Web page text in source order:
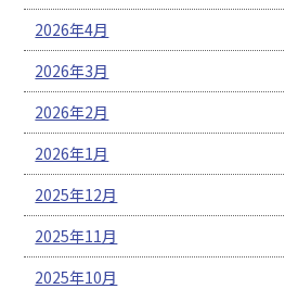
2026年4月
2026年3月
2026年2月
2026年1月
2025年12月
2025年11月
2025年10月